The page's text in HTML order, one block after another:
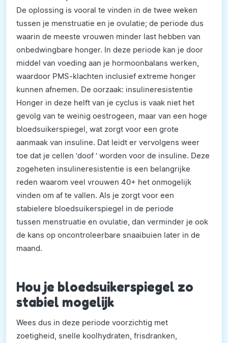
De oplossing is vooral te vinden in de twee weken
tussen je menstruatie en je ovulatie; de periode dus
waarin de meeste vrouwen minder last hebben van
onbedwingbare honger. In deze periode kan je door
middel van voeding aan je hormoonbalans werken,
waardoor PMS-klachten inclusief extreme honger
kunnen afnemen. De oorzaak: insulineresistentie
Honger in deze helft van je cyclus is vaak niet het
gevolg van te weinig oestrogeen, maar van een hoge
bloedsuikerspiegel, wat zorgt voor een grote
aanmaak van insuline. Dat leidt er vervolgens weer
toe dat je cellen ‘doof ‘ worden voor de insuline. Deze
zogeheten insulineresistentie is een belangrijke
reden waarom veel vrouwen 40+ het onmogelijk
vinden om af te vallen. Als je zorgt voor een
stabielere bloedsuikerspiegel in de periode
tussen menstruatie en ovulatie, dan verminder je ook
de kans op oncontroleerbare snaaibuien later in de
maand.
Hou je bloedsuikerspiegel zo
stabiel mogelijk
Wees dus in deze periode voorzichtig met
zoetigheid, snelle koolhydraten, frisdranken,